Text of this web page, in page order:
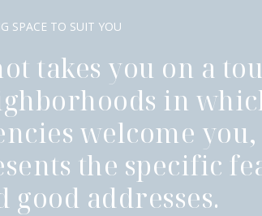
SPACE TO SUIT YOU
takes you on a
in
welcome
the specific
good addresses.